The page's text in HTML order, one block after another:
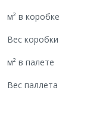
м² в коробке
Вес коробки
м² в палете
Вес паллета